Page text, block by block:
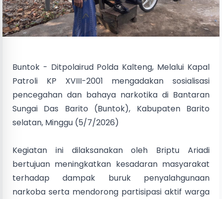
Buntok - Ditpolairud Polda Kalteng, Melalui Kapal
Patroli KP XVIII-2001 mengadakan sosialisasi
pencegahan dan bahaya narkotika di Bantaran
Sungai Das Barito (Buntok), Kabupaten Barito
selatan, Minggu (5/7/2026)
Kegiatan ini dilaksanakan oleh Briptu Ariadi
bertujuan meningkatkan kesadaran masyarakat
terhadap dampak buruk penyalahgunaan
narkoba serta mendorong partisipasi aktif warga